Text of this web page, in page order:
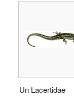
Un Lacertidae